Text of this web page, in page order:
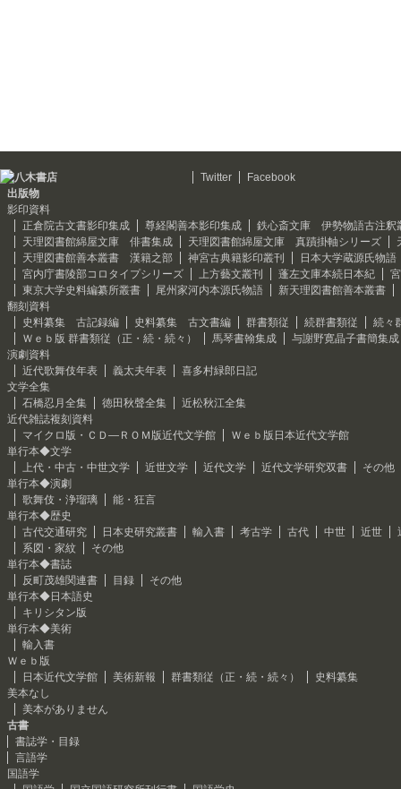
Twitter
Facebook
出版物
影印資料
正倉院古文書影印集成
尊経閣善本影印集成
鉄心斎文庫 伊勢物語古注釈
天理図書館綿屋文庫 俳書集成
天理図書館綿屋文庫 真蹟掛軸シリーズ
天理図書館善本叢書 漢籍之部
神宮古典籍影印叢刊
日本大学蔵源氏物語
宮内庁書陵部コロタイプシリーズ
上方藝文叢刊 蓬左文庫本続日本紀
東京大学史料編纂所叢書
尾州家河内本源氏物語
新天理図書館善本叢書
翻刻資料
史料纂集 古記録編
史料纂集 古文書編 群書類従 続群書類従
続々
Ｗｅｂ版 群書類従（正・続・続々）
馬琴書翰集成
与謝野寛晶子書簡集成
演劇資料
近代歌舞伎年表
義太夫年表
喜多村緑郎日記
文学全集
石橋忍月全集
徳田秋聲全集
近松秋江全集
近代雑誌複刻資料
マイクロ版・ＣＤ―ＲＯＭ版近代文学館
Ｗｅｂ版日本近代文学館
単行本◆文学
上代・中古・中世文学
近世文学 近代文学 近代文学研究双書
その他
単行本◆演劇
歌舞伎・浄瑠璃
能・狂言
単行本◆歴史
古代交通研究
日本史研究叢書 輸入書 考古学 古代 中世 近世
系図・家紋
その他
単行本◆書誌
反町茂雄関連書
目録
その他
単行本◆日本語史
キリシタン版
単行本◆美術
輸入書
Ｗｅｂ版
日本近代文学館
美術新報 群書類従（正・続・続々）
史料纂集
美本なし
美本がありません
古書
書誌学・目録
言語学
国語学